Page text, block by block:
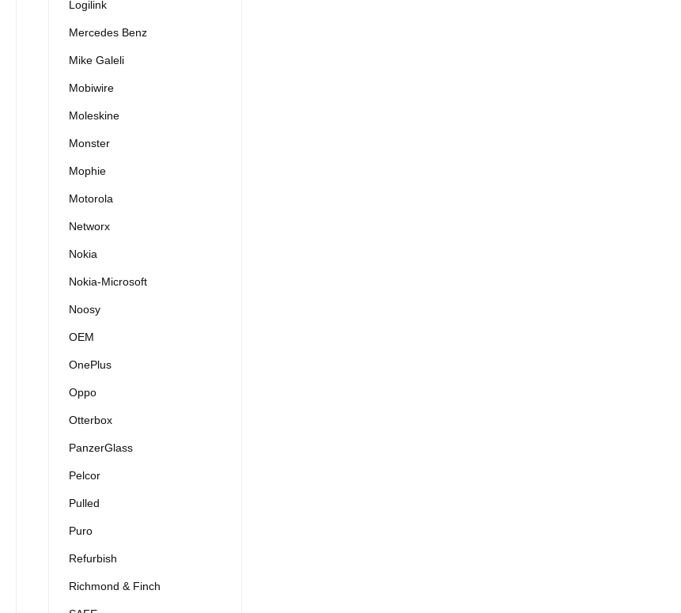
Logilink
Mercedes Benz
Mike Galeli
Mobiwire
Moleskine
Monster
Mophie
Motorola
Networx
Nokia
Nokia-Microsoft
Noosy
OEM
OnePlus
Oppo
Otterbox
PanzerGlass
Pelcor
Pulled
Puro
Refurbish
Richmond & Finch